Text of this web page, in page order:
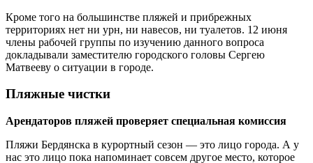
Кроме того на большинстве пляжей и прибрежных
территориях нет ни урн, ни навесов, ни туалетов. 12 июня
члены рабочей группы по изучению данного вопроса
докладывали заместителю городского головы Сергею
Матвееву о ситуации в городе.
Пляжные чистки
Арендаторов пляжей проверяет специальная комиссия
Пляжи Бердянска в курортный сезон — это лицо города. А у
нас это лицо пока напоминает совсем другое место, которое